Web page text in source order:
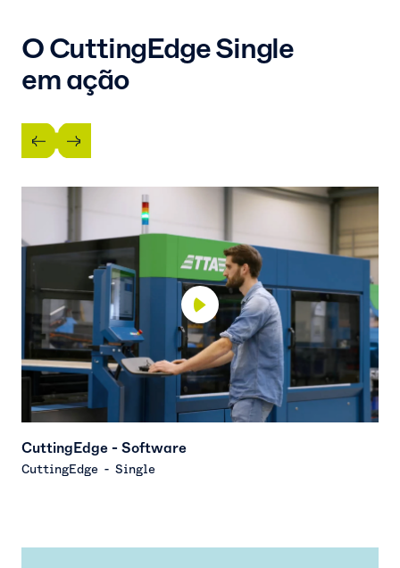
O CuttingEdge Single
em ação
CuttingEdge - Software
CuttingEdge - Single